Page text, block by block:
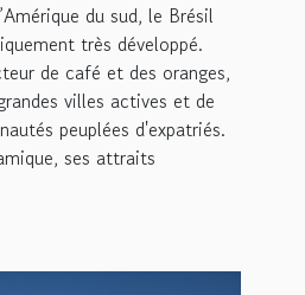
du sud, le Brésil
très développé.
de café et des oranges,
villes actives et de
peuplées d'expatriés.
ses attraits